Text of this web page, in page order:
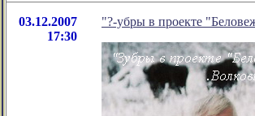
03.12.2007
17:30
"?-убры в проекте